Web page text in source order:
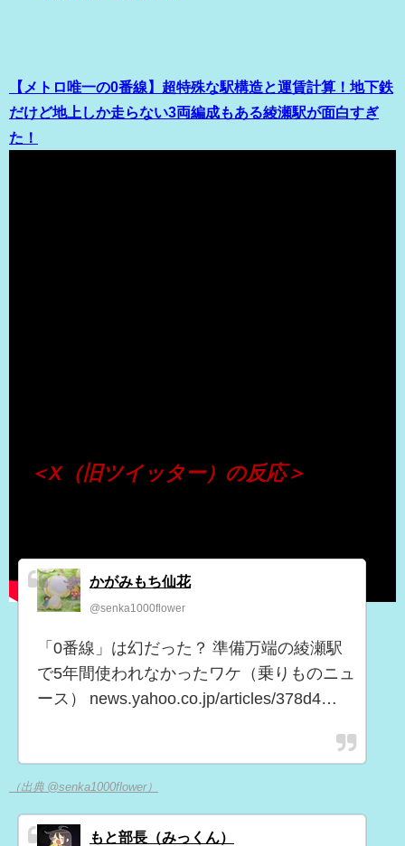
【メトロ唯一の0番線】超特殊な駅構造と運賃計算！地下鉄
だけど地上しか走らない3両編成もある綾瀬駅が面白すぎ
た！
＜X（旧ツイッター）の反応＞
かがみもち仙花
@senka1000flower
「0番線」は幻だった？ 準備万端の綾瀬駅
で5年間使われなかったワケ（乗りものニュ
ース） news.yahoo.co.jp/articles/378d4…
（出典 @senka1000flower）
もと部長（みっくん）